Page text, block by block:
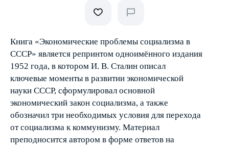
Книга «Экономические проблемы социализма в
СССР» является репринтом одноимённого издания
1952 года, в котором И. В. Сталин описал
ключевые моменты в развитии экономической
науки СССР, сформулировал основной
экономический закон социализма, а также
обозначил три необходимых условия для перехода
от социализма к коммунизму. Материал
преподносится автором в форме ответов на